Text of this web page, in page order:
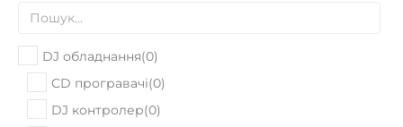
DJ обладнання(0)
CD програвачі(0)
DJ контролер(0)